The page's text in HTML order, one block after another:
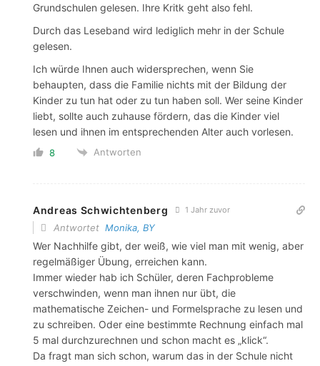
Grundschulen gelesen. Ihre Kritk geht also fehl.
Durch das Leseband wird lediglich mehr in der Schule
gelesen.
Ich würde Ihnen auch widersprechen, wenn Sie
behaupten, dass die Familie nichts mit der Bildung der
Kinder zu tun hat oder zu tun haben soll. Wer seine Kinder
liebt, sollte auch zuhause fördern, das die Kinder viel
lesen und ihnen im entsprechenden Alter auch vorlesen.
8 Antworten
Andreas Schwichtenberg 1 Jahr zuvor
Antwortet Monika, BY
Wer Nachhilfe gibt, der weiß, wie viel man mit wenig, aber
regelmäßiger Übung, erreichen kann.
Immer wieder hab ich Schüler, deren Fachprobleme
verschwinden, wenn man ihnen nur übt, die
mathematische Zeichen- und Formelsprache zu lesen und
zu schreiben. Oder eine bestimmte Rechnung einfach mal
5 mal durchzurechnen und schon macht es „klick“.
Da fragt man sich schon, warum das in der Schule nicht